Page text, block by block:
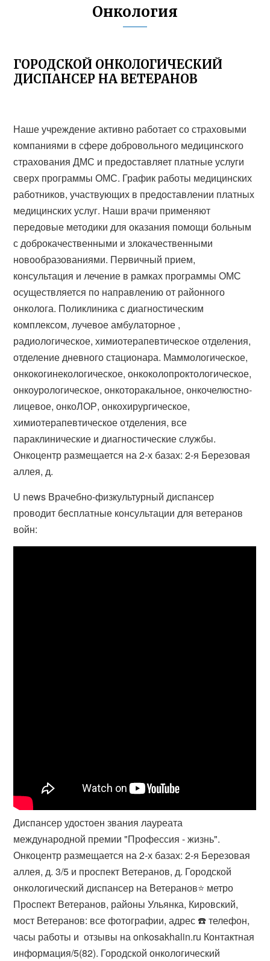
Онкология
ГОРОДСКОЙ ОНКОЛОГИЧЕСКИЙ
ДИСПАНСЕР НА ВЕТЕРАНОВ
Наше учреждение активно работает со страховыми
компаниями в сфере добровольного медицинского
страхования ДМС и предоставляет платные услуги
сверх программы ОМС. График работы медицинских
работников, участвующих в предоставлении платных
медицинских услуг. Наши врачи применяют
передовые методики для оказания помощи больным
с доброкачественными и злокачественными
новообразованиями. Первичный прием,
консультация и лечение в рамках программы ОМС
осуществляется по направлению от районного
онколога. Поликлиника с диагностическим
комплексом, лучевое амбулаторное ,
радиологическое, химиотерапевтическое отделения,
отделение дневного стационара. Маммологическое,
онкокогинекологическое, онкоколопроктологическое,
онкоурологическое, онкоторакальное, онкочелюстно-
лицевое, онкоЛОР, онкохирургическое,
химиотерапевтическое отделения, все
параклинические и диагностические службы.
Онкоцентр размещается на 2-х базах: 2-я Березовая
аллея, д.
U news Врачебно-физкультурный диспансер
проводит бесплатные консультации для ветеранов
войн:
Диспансер удостоен звания лауреата
международной премии "Профессия - жизнь".
Онкоцентр размещается на 2-х базах: 2-я Березовая
аллея, д. 3/5 и проспект Ветеранов, д. Городской
онкологический диспансер на Ветеранов⭐️ метро
Проспект Ветеранов, районы Ульянка, Кировский,
мост Ветеранов: все фотографии, адрес ☎️ телефон,
часы работы и ️ отзывы на onkosakhalin.ru Контактная
информация/5(82). Городской онкологический